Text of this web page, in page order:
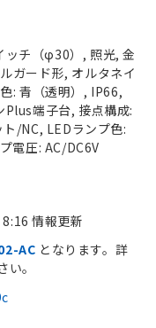
ッチ（φ30）, 照光, 金
ガード形, オルタネイ
: 青（透明）, IP66,
Plus端子台, 接点構成:
/NC, LEDランプ色:
電圧: AC/DC6V
情報更新
AC となります。詳
。